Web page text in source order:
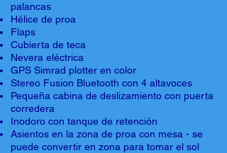
palancas
Hélice de proa
Flaps
Cubierta de teca
Nevera eléctrica
GPS Simrad plotter en color
Stereo Fusion Bluetooth con 4 altavoces
Pequeña cabina de deslizamiento con puerta
corredera
Inodoro con tanque de retención
Asientos en la zona de proa con mesa - se
puede convertir en zona para tomar el sol